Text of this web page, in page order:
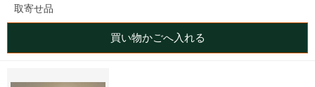
取寄せ品
買い物かごへ入れる